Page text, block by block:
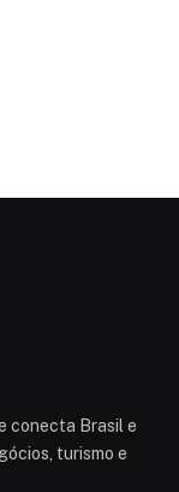
conecta Brasil e
turismo e